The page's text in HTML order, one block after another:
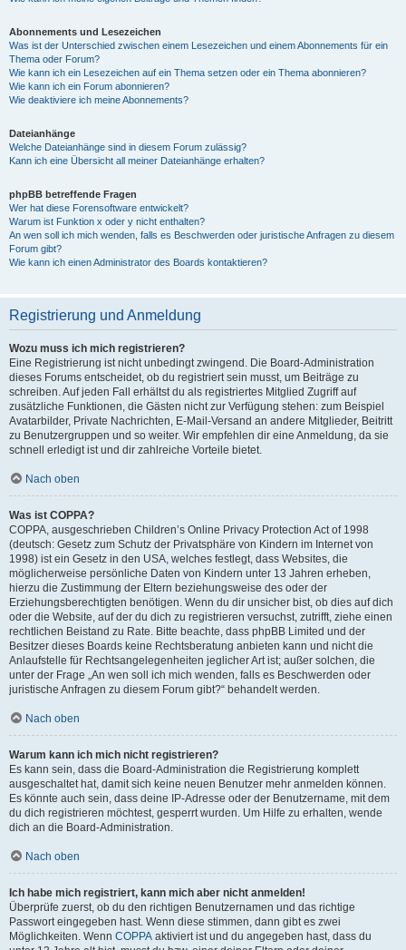
Abonnements und Lesezeichen
Was ist der Unterschied zwischen einem Lesezeichen und einem Abonnements für ein
Thema oder Forum?
Wie kann ich ein Lesezeichen auf ein Thema setzen oder ein Thema abonnieren?
Wie kann ich ein Forum abonnieren?
Wie deaktiviere ich meine Abonnements?
Dateianhänge
Welche Dateianhänge sind in diesem Forum zulässig?
Kann ich eine Übersicht all meiner Dateianhänge erhalten?
phpBB betreffende Fragen
Wer hat diese Forensoftware entwickelt?
Warum ist Funktion x oder y nicht enthalten?
An wen soll ich mich wenden, falls es Beschwerden oder juristische Anfragen zu diesem
Forum gibt?
Wie kann ich einen Administrator des Boards kontaktieren?
Registrierung und Anmeldung
Wozu muss ich mich registrieren?
Eine Registrierung ist nicht unbedingt zwingend. Die Board-Administration
dieses Forums entscheidet, ob du registriert sein musst, um Beiträge zu
schreiben. Auf jeden Fall erhältst du als registriertes Mitglied Zugriff auf
zusätzliche Funktionen, die Gästen nicht zur Verfügung stehen: zum Beispiel
Avatarbilder, Private Nachrichten, E-Mail-Versand an andere Mitglieder, Beitritt
zu Benutzergruppen und so weiter. Wir empfehlen dir eine Anmeldung, da sie
schnell erledigt ist und dir zahlreiche Vorteile bietet.
Nach oben
Was ist COPPA?
COPPA, ausgeschrieben Children’s Online Privacy Protection Act of 1998
(deutsch: Gesetz zum Schutz der Privatsphäre von Kindern im Internet von
1998) ist ein Gesetz in den USA, welches festlegt, dass Websites, die
möglicherweise persönliche Daten von Kindern unter 13 Jahren erheben,
hierzu die Zustimmung der Eltern beziehungsweise des oder der
Erziehungsberechtigten benötigen. Wenn du dir unsicher bist, ob dies auf dich
oder die Website, auf der du dich zu registrieren versuchst, zutrifft, ziehe einen
rechtlichen Beistand zu Rate. Bitte beachte, dass phpBB Limited und der
Besitzer dieses Boards keine Rechtsberatung anbieten kann und nicht die
Anlaufstelle für Rechtsangelegenheiten jeglicher Art ist; außer solchen, die
unter der Frage „An wen soll ich mich wenden, falls es Beschwerden oder
juristische Anfragen zu diesem Forum gibt?“ behandelt werden.
Nach oben
Warum kann ich mich nicht registrieren?
Es kann sein, dass die Board-Administration die Registrierung komplett
ausgeschaltet hat, damit sich keine neuen Benutzer mehr anmelden können.
Es könnte auch sein, dass deine IP-Adresse oder der Benutzername, mit dem
du dich registrieren möchtest, gesperrt wurden. Um Hilfe zu erhalten, wende
dich an die Board-Administration.
Nach oben
Ich habe mich registriert, kann mich aber nicht anmelden!
Überprüfe zuerst, ob du den richtigen Benutzernamen und das richtige
Passwort eingegeben hast. Wenn diese stimmen, dann gibt es zwei
Möglichkeiten. Wenn COPPA aktiviert ist und du angegeben hast, dass du